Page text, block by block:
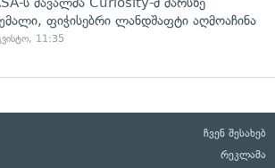
ფიჭისებრი ლანდშაფტი აღმოაჩინა
11:35
ჩვენ შესახებ
რეკლამა